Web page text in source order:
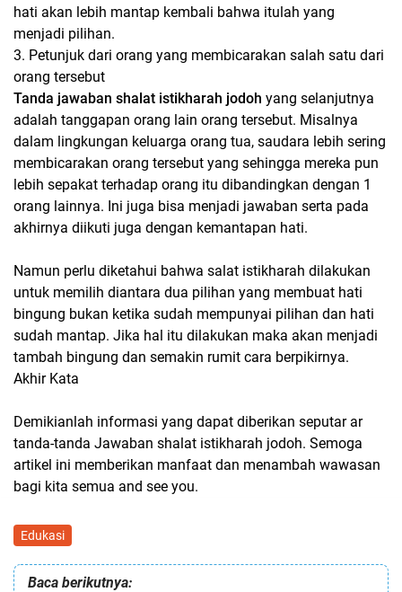
hati akan lebih mantap kembali bahwa itulah yang
menjadi pilihan.
3. Petunjuk dari orang yang membicarakan salah satu dari
orang tersebut
Tanda jawaban shalat istikharah jodoh yang selanjutnya
adalah tanggapan orang lain orang tersebut. Misalnya
dalam lingkungan keluarga orang tua, saudara lebih sering
membicarakan orang tersebut yang sehingga mereka pun
lebih sepakat terhadap orang itu dibandingkan dengan 1
orang lainnya. Ini juga bisa menjadi jawaban serta pada
akhirnya diikuti juga dengan kemantapan hati.
Namun perlu diketahui bahwa salat istikharah dilakukan
untuk memilih diantara dua pilihan yang membuat hati
bingung bukan ketika sudah mempunyai pilihan dan hati
sudah mantap. Jika hal itu dilakukan maka akan menjadi
tambah bingung dan semakin rumit cara berpikirnya.
Akhir Kata
Demikianlah informasi yang dapat diberikan seputar ar
tanda-tanda Jawaban shalat istikharah jodoh. Semoga
artikel ini memberikan manfaat dan menambah wawasan
bagi kita semua and see you.
Edukasi
Baca berikutnya: